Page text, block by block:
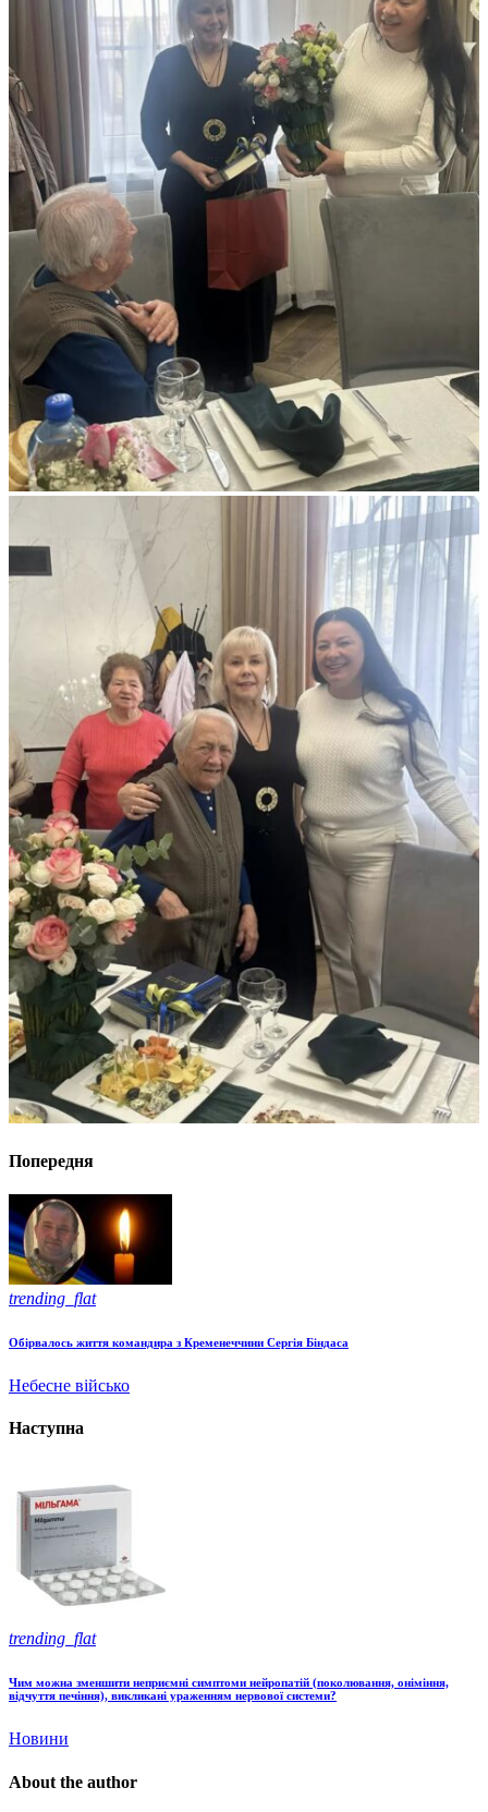
Попередня
trending_flat
Обірвалось життя командира з Кременеччини Сергія Біндаса
Небесне військо
Наступна
trending_flat
Чим можна зменшити неприємні симптоми нейропатій (поколювання, оніміння,
відчуття печіння), викликані ураженням нервової системи?
Новини
About the author